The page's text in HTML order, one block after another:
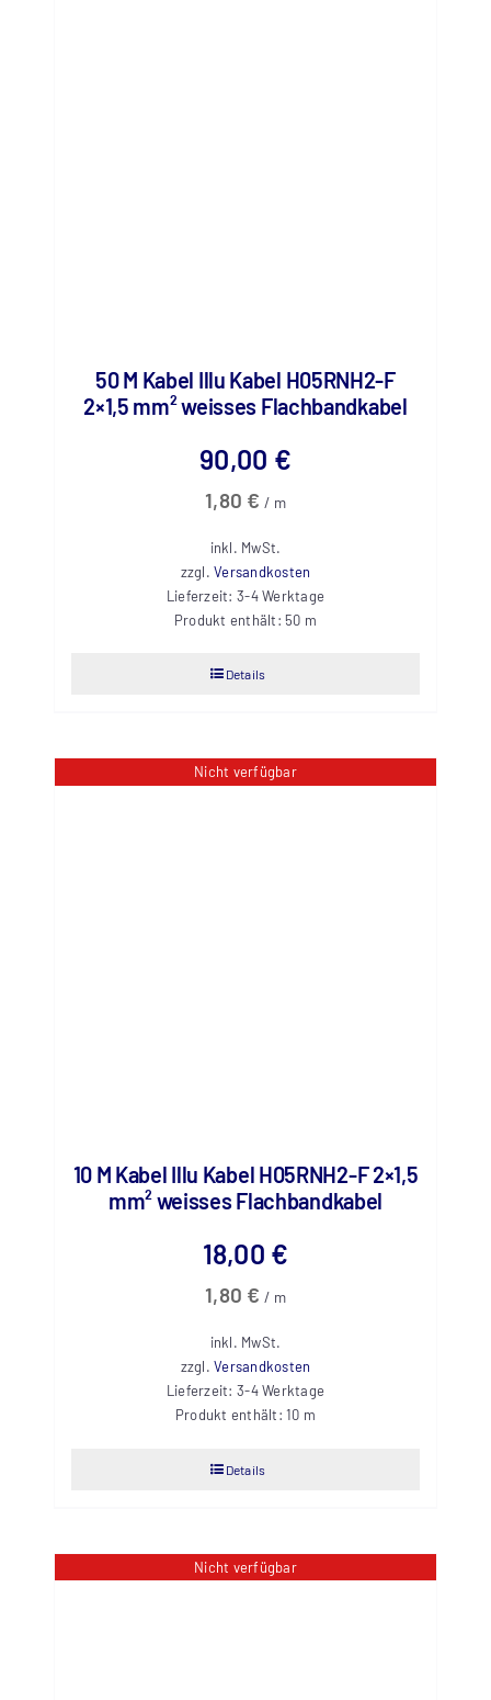
50 M Kabel Illu Kabel H05RNH2-F
2×1,5 mm² weisses Flachbandkabel
90,00 €
1,80 € / m
inkl. MwSt.
zzgl.Versandkosten
Lieferzeit: 3-4 Werktage
Produkt enthält: 50 m
Details
Nicht verfügbar
10 M Kabel Illu Kabel H05RNH2-F 2×1,5
mm² weisses Flachbandkabel
18,00 €
1,80 € / m
inkl. MwSt.
zzgl.Versandkosten
Lieferzeit: 3-4 Werktage
Produkt enthält: 10 m
Details
Nicht verfügbar